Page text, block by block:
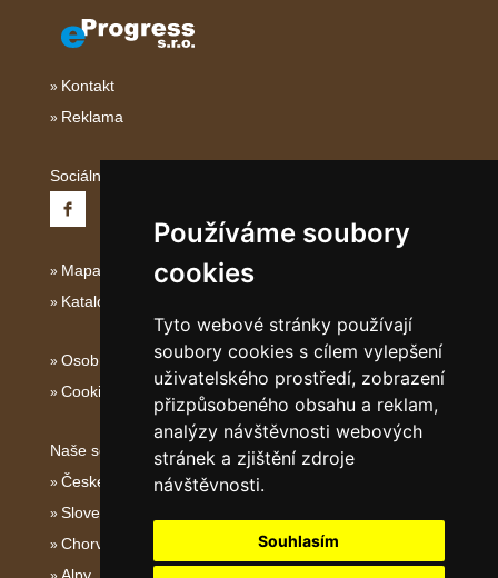
Používáme soubory
cookies
Tyto webové stránky používají
soubory cookies s cílem vylepšení
uživatelského prostředí, zobrazení
přizpůsobeného obsahu a reklam,
analýzy návštěvnosti webových
stránek a zjištění zdroje
návštěvnosti.
Souhlasím
Kontakt
Reklama
Sociální sítě:
Mapa serveru Severní Itálie
Katalog ubytování
Osobní údaje
Cookies
Naše servery:
České hory
Slovenské hory
Chorvatsko